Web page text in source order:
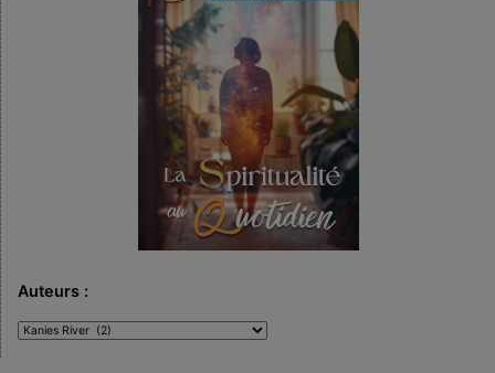
Auteurs :
Auteurs
: